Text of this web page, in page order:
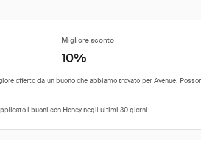
Migliore sconto
10%